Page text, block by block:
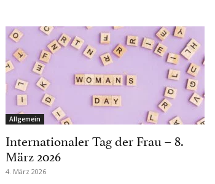
Allgemein
Internationaler Tag der Frau – 8.
März 2026
4. März 2026